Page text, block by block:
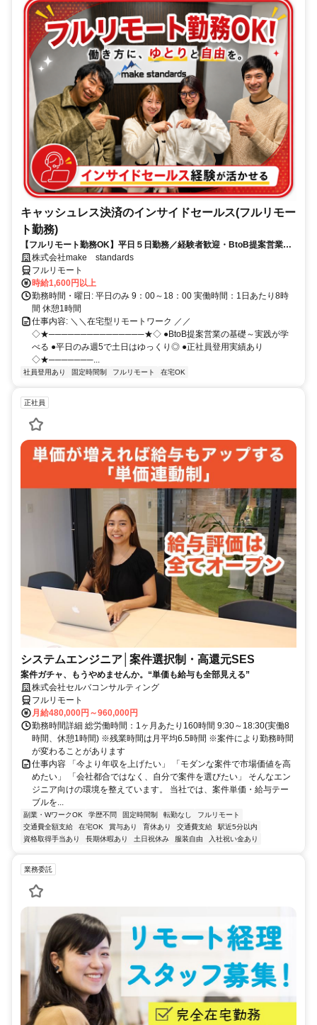
キャッシュレス決済のインサイドセールス(フルリモー
ト勤務)
【フルリモート勤務OK】平日５日勤務／経験者歓迎・BtoB提案営業で
スキルアップ
株式会社make standards
フルリモート
時給1,600円以上
勤務時間・曜日: 平日のみ 9：00～18：00 実働時間：1日あたり8時
間 休憩1時間
仕事内容: ＼＼在宅型リモートワーク ／／
◇★───────────────★◇ ●BtoB提案営業の基礎～実践が学
べる ●平日のみ週5で土日はゆっくり◎ ●正社員登用実績あり
◇★───────...
社員登用あり 固定時間制 フルリモート 在宅OK
正社員
システムエンジニア│案件選択制・高還元SES
案件ガチャ、もうやめませんか。“単価も給与も全部見える”
株式会社セルバコンサルティング
フルリモート
月給480,000円～960,000円
勤務時間詳細 総労働時間：1ヶ月あたり160時間 9:30～18:30(実働8
時間、休憩1時間) ※残業時間は月平均6.5時間 ※案件により勤務時間
が変わることがあります
仕事内容 「今より年収を上げたい」 「モダンな案件で市場価値を高
めたい」 「会社都合ではなく、自分で案件を選びたい」 そんなエン
ジニア向けの環境を整えています。 当社では、案件単価・給与テー
ブルを...
副業・WワークOK 学歴不問 固定時間制 転勤なし
フルリモート
交通費全額支給
在宅OK 賞与あり 育休あり 交通費支給
駅近5分以内
資格取得手当あり
長期休暇あり 土日祝休み 服装自由 入社祝い金あり
業務委託